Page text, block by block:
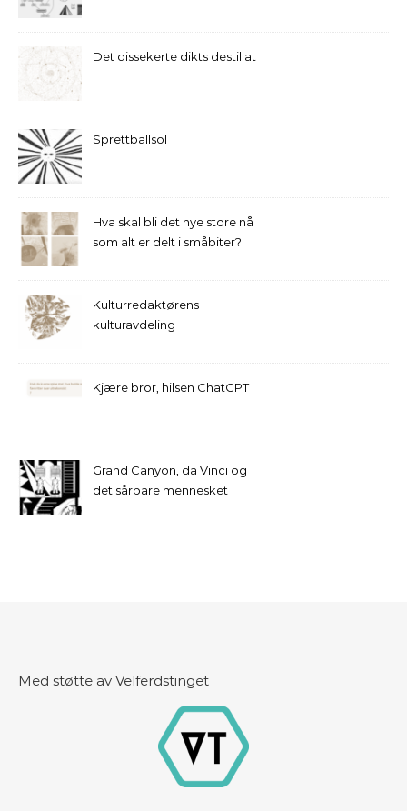
Det dissekerte dikts destillat
Sprettballsol
Hva skal bli det nye store nå
som alt er delt i småbiter?
Kulturredaktørens
kulturavdeling
Kjære bror, hilsen ChatGPT
Grand Canyon, da Vinci og
det sårbare mennesket
Med støtte av Velferdstinget